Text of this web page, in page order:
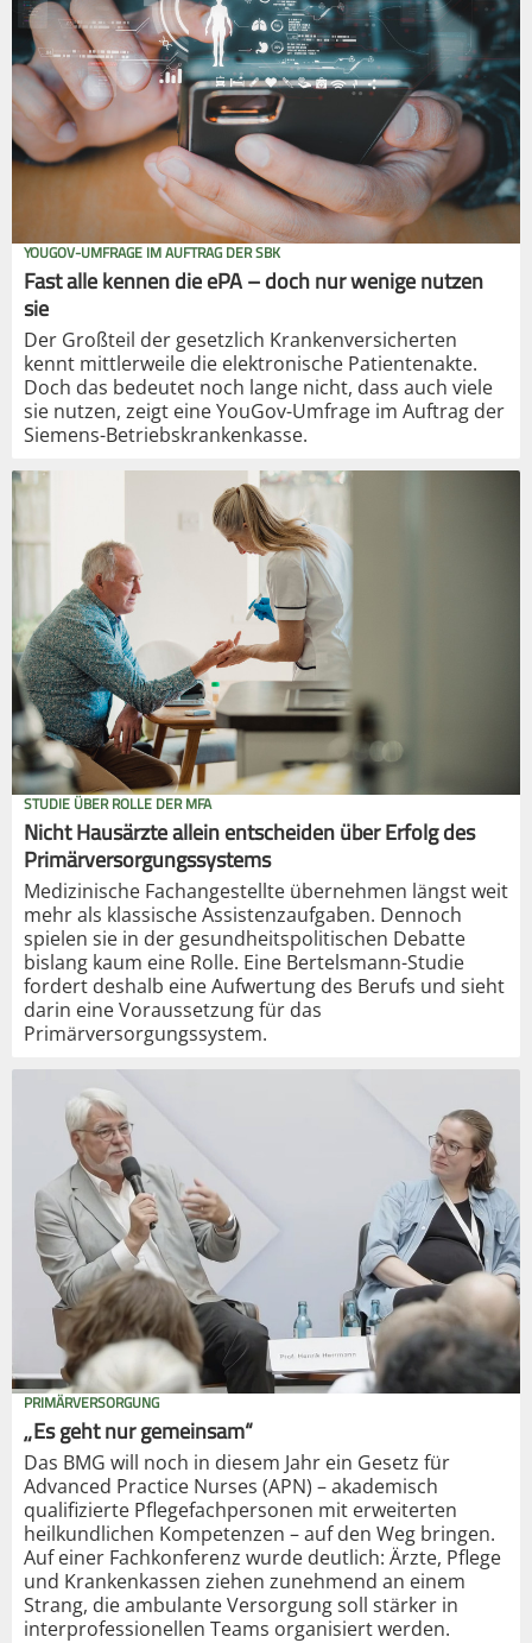
YOUGOV-UMFRAGE IM AUFTRAG DER SBK
Fast alle kennen die ePA – doch nur wenige nutzen
sie
Der Großteil der gesetzlich Krankenversicherten
kennt mittlerweile die elektronische Patientenakte.
Doch das bedeutet noch lange nicht, dass auch viele
sie nutzen, zeigt eine YouGov-Umfrage im Auftrag der
Siemens-Betriebskrankenkasse.
STUDIE ÜBER ROLLE DER MFA
Nicht Hausärzte allein entscheiden über Erfolg des
Primärversorgungssystems
Medizinische Fachangestellte übernehmen längst weit
mehr als klassische Assistenzaufgaben. Dennoch
spielen sie in der gesundheitspolitischen Debatte
bislang kaum eine Rolle. Eine Bertelsmann-Studie
fordert deshalb eine Aufwertung des Berufs und sieht
darin eine Voraussetzung für das
Primärversorgungssystem.
PRIMÄRVERSORGUNG
„Es geht nur gemeinsam“
Das BMG will noch in diesem Jahr ein Gesetz für
Advanced Practice Nurses (APN) – akademisch
qualifizierte Pflegefachpersonen mit erweiterten
heilkundlichen Kompetenzen – auf den Weg bringen.
Auf einer Fachkonferenz wurde deutlich: Ärzte, Pflege
und Krankenkassen ziehen zunehmend an einem
Strang, die ambulante Versorgung soll stärker in
interprofessionellen Teams organisiert werden.